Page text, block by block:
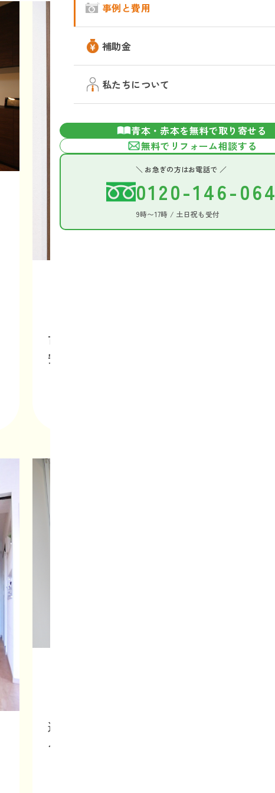
事例と費用
補助金
私たちについて
青本・赤本を無料で取り寄せる
無料でリフォーム相談する
＼ お急ぎの方はお電話で ／
0120-146-064
9時〜17時 / 土日祝も受付
古くなった設備を整えて、
安心の暮らしに
造作収納で、片付けやすい
へ